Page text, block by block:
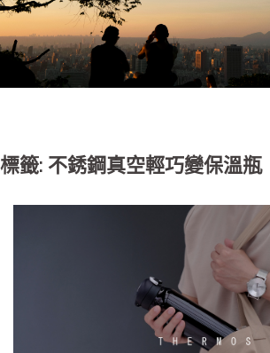
標籤: 不銹鋼真空輕巧變保溫瓶